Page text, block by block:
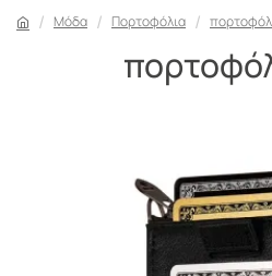
Μόδα Πορτοφόλια